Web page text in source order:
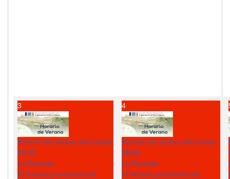
3
Horario de verano del Centro
08:00
La Escuela
El horario provisional de
4
Horario de verano del Centro
08:00
La Escuela
El horario provisional de